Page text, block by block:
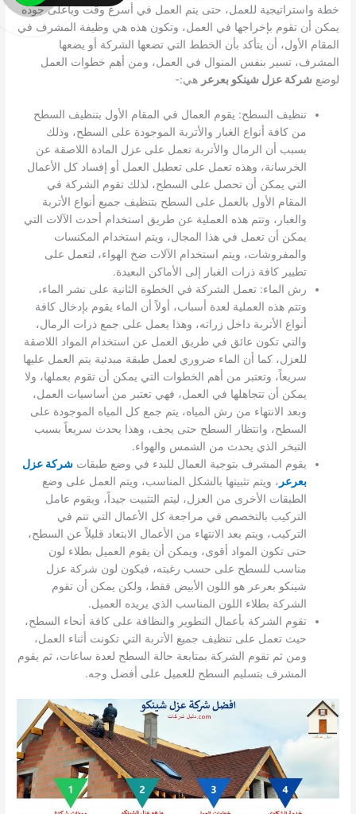
خطة واستراتيجية للعمل، حتى يتم العمل في أسرع وقت وبأعلى جوده
يمكن أن تقوم بإخراجها في العمل، وتكون هذه هي وظيفة المشرف في
المقام الأول، أن يتأكد بأن الخطط التي تضعها الشركة أو يضعها
المشرف، تسير بنفس المنوال في العمل، ومن أهم خطوات العمل
لوضع شركة عزل شينكو بعرعر هي:-
تنظيف السطح: يقوم العمال في المقام الأول بتنظيف السطح
من كافة أنواع الغبار والأتربة الموجودة على السطح، وذلك
بسبب أن الرمال والأتربة تعمل على عزل المادة اللاصقة عن
الخرسانة، وهذه تعمل على تعطيل العمل أو إفساد كل الأعمال
التي يمكن أن تحصل على السطح، لذلك تقوم الشركة في
المقام الأول بالعمل على السطح بتنظيف جميع أنواع الأتربة
والغبار، وتتم هذه العملية عن طريق استخدام أحدث الآلات التي
يمكن أن تعمل في هذا المجال، ويتم استخدام المكنسات
والمفروشات، ويتم استخدام الآلات ضخ الهواء، لتعمل على
تطيير كافة ذرات الغبار إلى الأماكن البعيدة.
رش الماء: تعمل الشركة في الخطوة الثانية على نشر الماء،
وتتم هذه العملية لعدة أسباب، أولاً أن الماء يقوم بإدخال كافة
أنواع الأتربة داخل زراته، وهذا يعمل على جمع ذرات الرمال،
والتي تكون عائق في طريق العمل عن استخدام المواد اللاصقة
للعزل، كما أن الماء ضروري لعمل طبقة مبدئية يتم العمل عليها
سريعاً، وتعتبر من أهم الخطوات التي يمكن أن تقوم بعملها، ولا
يمكن أن تتجاهلها في العمل، فهي تعتبر من أساسيات العمل،
وبعد الانتهاء من رش المياه، يتم جمع كل المياه الموجودة على
السطح، وانتظار السطح حتى يجف، وهذا يحدث سريعاً بسبب
التبخر الذي يحدث من الشمس والهواء.
يقوم المشرف بتوجية العمال للبدء في وضع طبقاتشركة عزل
بعرعر ، ويتم تثبيتها بالشكل المناسب، ويتم العمل على وضع
الطبقات الأخرى من العزل، ليتم التثبيت جيداً، ويقوم عامل
التركيب بالتخصص في مراجعة كل الأعمال التي تتم في
التركيب، ويتم بعد الانتهاء من الأعمال الابتعاد قليلاً عن السطح،
حتى تكون المواد أقوى، ويمكن أن يقوم العميل بطلاء لون
مناسب للسطح على حسب رغبته، فيكون لون شركة عزل
شينكو بعرعر هو اللون الأبيض فقط، ولكن يمكن أن تقوم
الشركة بطلاء اللون المناسب الذي يريده العميل.
تقوم الشركة بأعمال التطوير والنظافة على كافة أنحاء السطح،
حيث تعمل على تنظيف جميع الأتربة التي تكونت أثناء العمل،
ومن ثم تقوم الشركة بمتابعة حالة السطح لعدة ساعات، ثم يقوم
المشرف بتسليم السطح للعميل على أفضل وجه.